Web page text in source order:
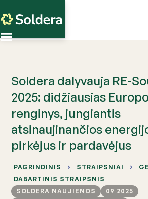
PAGRINDINIS STRAIPSNIAI
DABARTINIS STRAIPSNIS
SOLDERA NAUJIENOS
09 2025
Soldera dalyvauja RE-
2025: didžiausias
renginys, jungiantis
atsinaujinančios
pirkėjus ir pardavėjus